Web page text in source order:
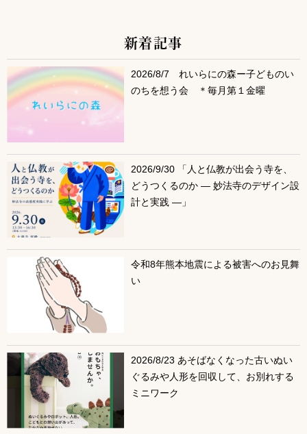
サブコンテンツ
新着記事
2026/8/7 れいらにの森ー子どものい
のちを想う会 ＊毎月第１金曜
2026/9/30 「人と仏教が出会う寺を、
どうつくるのか ― 妙法寺のデザイン設
計と実践 ―」
令和8年熊本地震による被害へのお見舞
い
2026/8/23 あそばなくなった古いぬい
ぐるみや人形を回収して、お別れする
ミニワーク